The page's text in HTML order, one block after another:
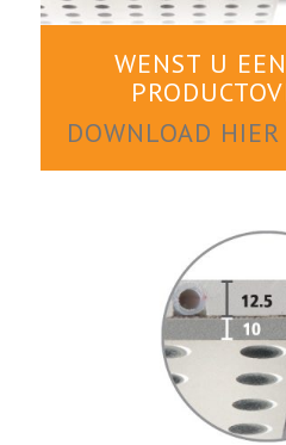
WENST U
DOWNLOAD